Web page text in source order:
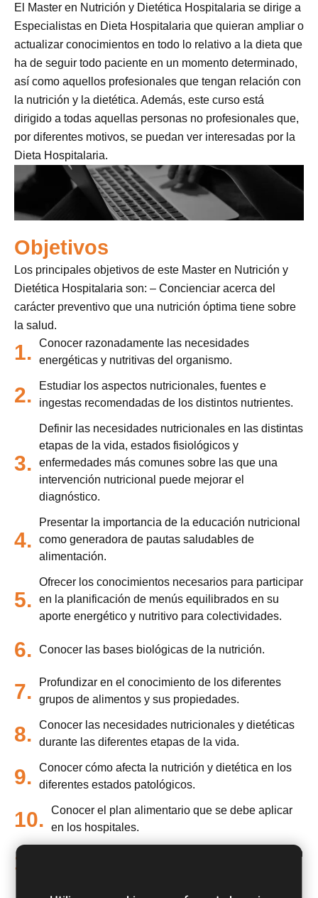
El Master en Nutrición y Dietética Hospitalaria se dirige a
Especialistas en Dieta Hospitalaria que quieran ampliar o
actualizar conocimientos en todo lo relativo a la dieta que
ha de seguir todo paciente en un momento determinado,
así como aquellos profesionales que tengan relación con
la nutrición y la dietética. Además, este curso está
dirigido a todas aquellas personas no profesionales que,
por diferentes motivos, se puedan ver interesadas por la
Dieta Hospitalaria.
Objetivos
Los principales objetivos de este Master en Nutrición y
Dietética Hospitalaria son: – Concienciar acerca del
carácter preventivo que una nutrición óptima tiene sobre
la salud.
1.
Conocer razonadamente las necesidades
energéticas y nutritivas del organismo.
2.
Estudiar los aspectos nutricionales, fuentes e
ingestas recomendadas de los distintos nutrientes.
3.
Definir las necesidades nutricionales en las distintas
etapas de la vida, estados fisiológicos y
enfermedades más comunes sobre las que una
intervención nutricional puede mejorar el
diagnóstico.
4.
Presentar la importancia de la educación nutricional
como generadora de pautas saludables de
alimentación.
5.
Ofrecer los conocimientos necesarios para participar
en la planificación de menús equilibrados en su
aporte energético y nutritivo para colectividades.
6. Conocer las bases biológicas de la nutrición.
7.
Profundizar en el conocimiento de los diferentes
grupos de alimentos y sus propiedades.
8.
Conocer las necesidades nutricionales y dietéticas
durante las diferentes etapas de la vida.
9.
Conocer cómo afecta la nutrición y dietética en los
diferentes estados patológicos.
10.
Conocer el plan alimentario que se debe aplicar
en los hospitales.
11.
Adquirir todos los conocimientos relacionados con
Conocer la relación y la relevancia entre